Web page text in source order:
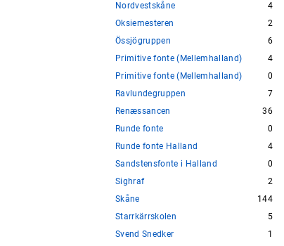
Nordvestskåne
4
Oksiemesteren
2
Össjögruppen
6
Primitive fonte (Mellemhalland)
4
Primitive fonte (Mellemhalland)
0
Ravlundegruppen
7
Renæssancen
36
Runde fonte
0
Runde fonte Halland
4
Sandstensfonte i Halland
0
Sighraf
2
Skåne
144
Starrkärrskolen
5
Svend Snedker
1